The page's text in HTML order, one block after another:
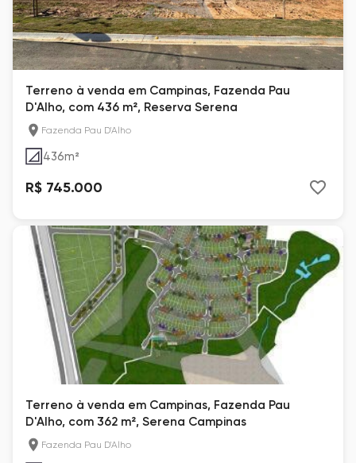
Terreno à venda em Campinas, Fazenda Pau
D'Alho, com 436 m², Reserva Serena
Fazenda Pau D'Alho
436m²
R$ 745.000
Terreno à venda em Campinas, Fazenda Pau
D'Alho, com 362 m², Serena Campinas
Fazenda Pau D'Alho